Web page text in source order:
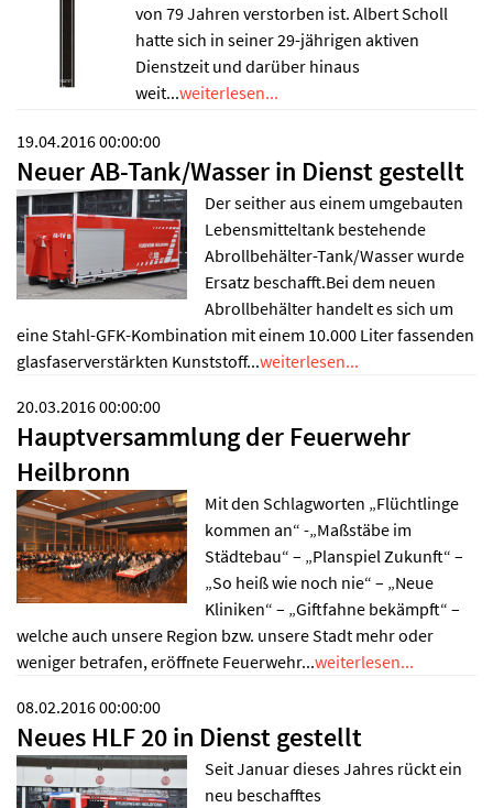
von 79 Jahren verstorben ist. Albert Scholl
hatte sich in seiner 29-jährigen aktiven
Dienstzeit und darüber hinaus
weit...weiterlesen...
19.04.2016 00:00:00
Neuer AB-Tank/Wasser in Dienst gestellt
Der seither aus einem umgebauten
Lebensmitteltank bestehende
Abrollbehälter-Tank/Wasser wurde
Ersatz beschafft.Bei dem neuen
Abrollbehälter handelt es sich um
eine Stahl-GFK-Kombination mit einem 10.000 Liter fassenden
glasfaserverstärkten Kunststoff...weiterlesen...
20.03.2016 00:00:00
Hauptversammlung der Feuerwehr
Heilbronn
Mit den Schlagworten „Flüchtlinge
kommen an“ -„Maßstäbe im
Städtebau“ – „Planspiel Zukunft“ –
„So heiß wie noch nie“ – „Neue
Kliniken“ – „Giftfahne bekämpft“ –
welche auch unsere Region bzw. unsere Stadt mehr oder
weniger betrafen, eröffnete Feuerwehr...weiterlesen...
08.02.2016 00:00:00
Neues HLF 20 in Dienst gestellt
Seit Januar dieses Jahres rückt ein
neu beschafftes